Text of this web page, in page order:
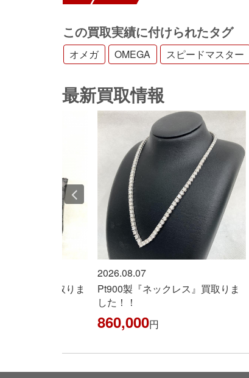
この買取実績に付けられたタグ
オメガ OMEGA スピードマスター
最新買取情報
バッグ』買取りま
2026.08.07
Pt900製『ネックレス』買取りま
した！！
860,000円